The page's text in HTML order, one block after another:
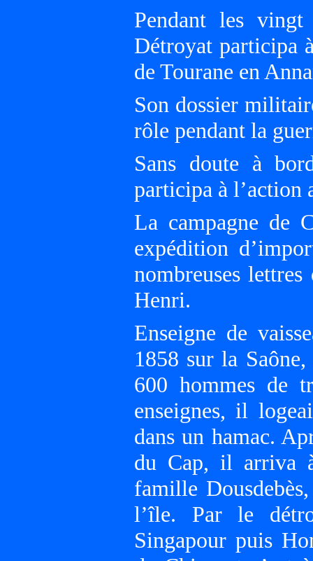
Pendant les
Détroyat participa
de Tourane en
Son dossier
rôle pendant la
Sans doute à
participa à l’action
La campagne de
expédition
nombreuses
Henri.
Enseigne de
1858 sur la
600 hommes de
enseignes, il
dans un hamac.
du Cap, il arriva
famille
l’île. Par le
Singapour puis